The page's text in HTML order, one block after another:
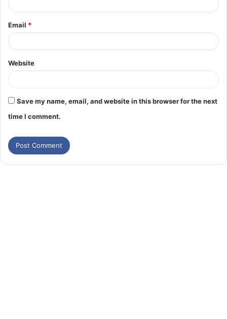
Email *
Website
Save my name, email, and website in this browser for the next
time I comment.